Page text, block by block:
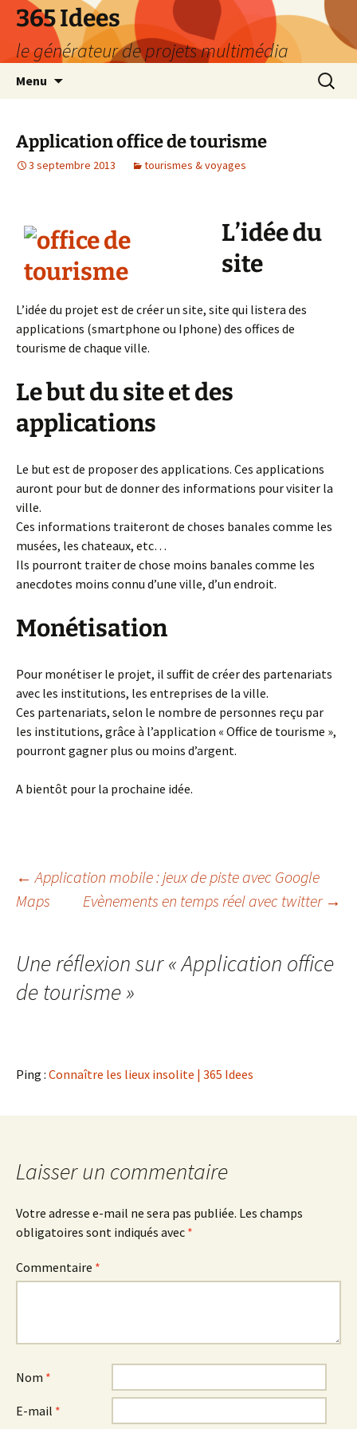
Aller
contenu
365 Idees
le générateur de projets multimédia
Menu
Application office de tourisme
3 septembre 2013 tourismes & voyages
L’idée du
site
L’idée du projet est de créer un site, site qui listera des
applications (smartphone ou Iphone) des offices de
tourisme de chaque ville.
Le but du site et des
applications
Le but est de proposer des applications. Ces applications
auront pour but de donner des informations pour visiter la
ville.
Ces informations traiteront de choses banales comme les
musées, les chateaux, etc…
Ils pourront traiter de chose moins banales comme les
anecdotes moins connu d’une ville, d’un endroit.
Monétisation
Pour monétiser le projet, il suffit de créer des partenariats
avec les institutions, les entreprises de la ville.
Ces partenariats, selon le nombre de personnes reçu par
les institutions, grâce à l’application « Office de tourisme »,
pourront gagner plus ou moins d’argent.
A bientôt pour la prochaine idée.
Navigation
articles
← Application mobile : jeux de piste avec Google
Maps
Evènements en temps réel avec twitter →
Une réflexion sur «Application office
de tourisme»
Ping : Connaître les lieux insolite | 365 Idees
Laisser un commentaire
Votre adresse e-mail ne sera pas publiée. Les champs
obligatoires sont indiqués avec *
Commentaire *
Nom *
E-mail *